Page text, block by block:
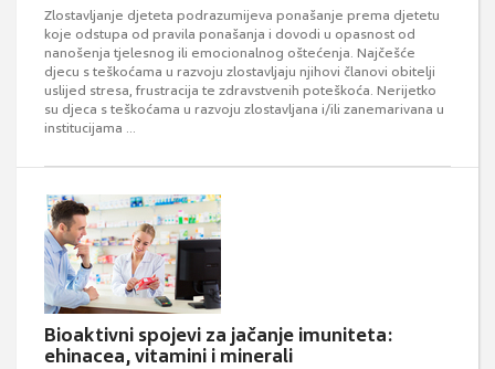
Zlostavljanje djeteta podrazumijeva ponašanje prema djetetu
koje odstupa od pravila ponašanja i dovodi u opasnost od
nanošenja tjelesnog ili emocionalnog oštećenja. Najčešće
djecu s teškoćama u razvoju zlostavljaju njihovi članovi obitelji
uslijed stresa, frustracija te zdravstvenih poteškoća. Nerijetko
su djeca s teškoćama u razvoju zlostavljana i/ili zanemarivana u
institucijama ...
Bioaktivni spojevi za jačanje imuniteta:
ehinacea, vitamini i minerali